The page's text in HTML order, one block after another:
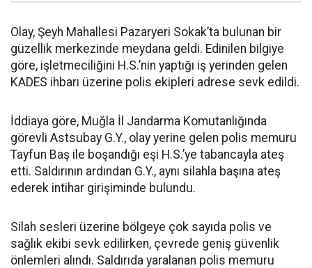
Olay, Şeyh Mahallesi Pazaryeri Sokak’ta bulunan bir
güzellik merkezinde meydana geldi. Edinilen bilgiye
göre, işletmeciliğini H.S.’nin yaptığı iş yerinden gelen
KADES ihbarı üzerine polis ekipleri adrese sevk edildi.
İddiaya göre, Muğla İl Jandarma Komutanlığında
görevli Astsubay G.Y., olay yerine gelen polis memuru
Tayfun Baş ile boşandığı eşi H.S.’ye tabancayla ateş
etti. Saldırının ardından G.Y., aynı silahla başına ateş
ederek intihar girişiminde bulundu.
Silah sesleri üzerine bölgeye çok sayıda polis ve
sağlık ekibi sevk edilirken, çevrede geniş güvenlik
önlemleri alındı. Saldırıda yaralanan polis memuru